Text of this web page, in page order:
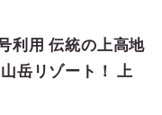
利用 伝統の上高地
岳リゾート！ 上